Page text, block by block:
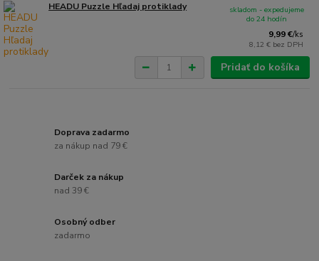
HEADU Puzzle Hľadaj protiklady
9,99 €/ks
8,12 € bez DPH
skladom - expedujeme
do 24 hodín
Pridať do košíka
Doprava zadarmo
za nákup nad 79 €
Darček za nákup
nad 39 €
Osobný odber
zadarmo